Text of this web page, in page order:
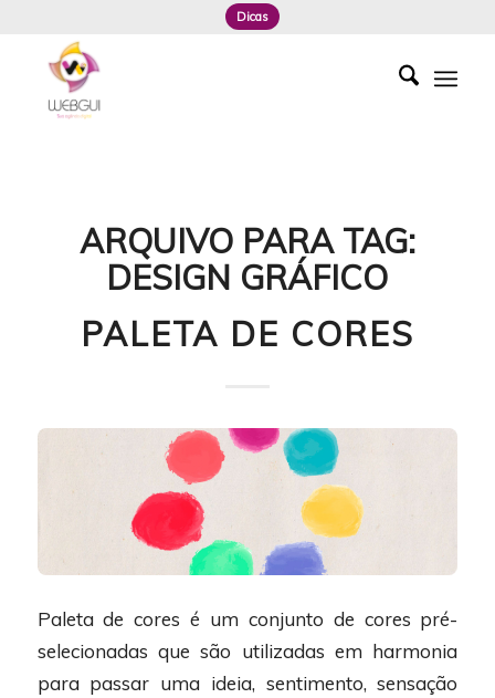
Dicas
ARQUIVO PARA TAG:
DESIGN GRÁFICO
PALETA DE CORES
Paleta de cores é um conjunto de cores pré-
selecionadas que são utilizadas em harmonia
para passar uma ideia, sentimento, sensação